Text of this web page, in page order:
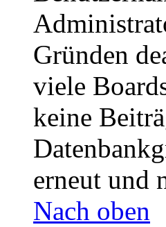
Gründen
viele
keine
erneut und
Nach oben